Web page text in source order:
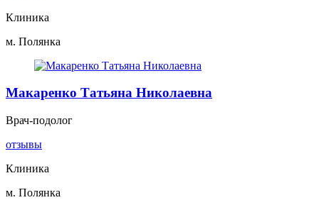
Клиника
м. Полянка
Макаренко Татьяна Николаевна
Врач-подолог
отзывы
Клиника
м. Полянка